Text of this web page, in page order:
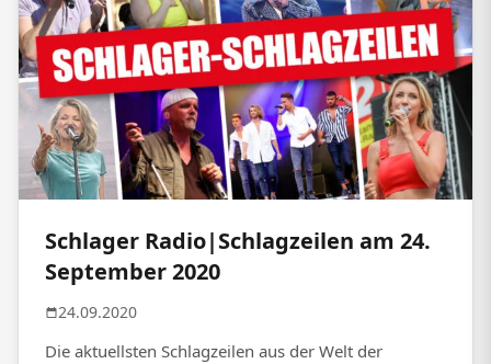
Schlager Radio|Schlagzeilen am 24.
September 2020
24.09.2020
Die aktuellsten Schlagzeilen aus der Welt der